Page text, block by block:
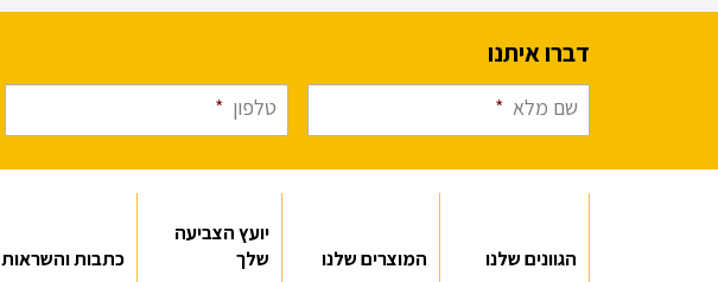
דברו איתנו
שם מלא * טלפון *
הגוונים שלנו המוצרים שלנו
יועץ הצביעה
שלך
כתבות והשראות